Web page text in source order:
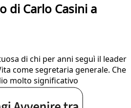
di Carlo Casini a
di chi per anni seguì il leader
come segretaria generale. Che
molto significativo